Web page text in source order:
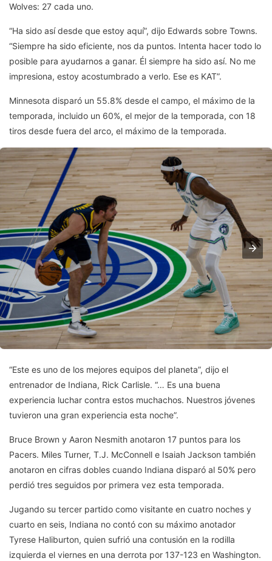
Wolves: 27 cada uno.
“Ha sido así desde que estoy aquí”, dijo Edwards sobre Towns.
“Siempre ha sido eficiente, nos da puntos. Intenta hacer todo lo
posible para ayudarnos a ganar. Él siempre ha sido así. No me
impresiona, estoy acostumbrado a verlo. Ese es KAT”.
Minnesota disparó un 55.8% desde el campo, el máximo de la
temporada, incluido un 60%, el mejor de la temporada, con 18
tiros desde fuera del arco, el máximo de la temporada.
“Este es uno de los mejores equipos del planeta”, dijo el
entrenador de Indiana, Rick Carlisle. “… Es una buena
experiencia luchar contra estos muchachos. Nuestros jóvenes
tuvieron una gran experiencia esta noche”.
Bruce Brown y Aaron Nesmith anotaron 17 puntos para los
Pacers. Miles Turner, T.J. McConnell e Isaiah Jackson también
anotaron en cifras dobles cuando Indiana disparó al 50% pero
perdió tres seguidos por primera vez esta temporada.
Jugando su tercer partido como visitante en cuatro noches y
cuarto en seis, Indiana no contó con su máximo anotador
Tyrese Haliburton, quien sufrió una contusión en la rodilla
izquierda el viernes en una derrota por 137-123 en Washington.